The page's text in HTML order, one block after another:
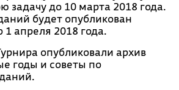
задачу до 10 марта 2018 года.
будет опубликован
1 апреля 2018 года.
опубликовали архив
годы и советы по